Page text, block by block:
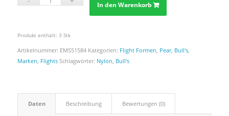
In den Warenkorb
Produkt enthält: 3 Stk
Artikelnummer: EMS51584 Kategorien: Flight Formen, Pear, Bull's,
Marken, Flights Schlagwörter: Nylon, Bull's
Daten Beschreibung Bewertungen (0)